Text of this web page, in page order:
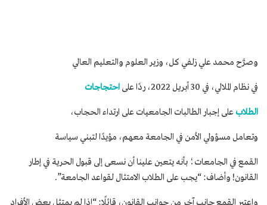
وصرَّح محمد علي زلفي كل، وزير العلوم والتعليم العالي
في نظام الملالي، في 30 أبريل 2022، ردًا على احتجاجات
الطلاب على إجبار الطالبات الجامعيات على ارتداء الحجاب،
وتعامل مسؤولي الأمن في الجامعة معهم، مؤيدًا لتبني سياسة
القمع في الجامعات؛ بأنه يتعين علينا أن نسعى إلى قبول الحرية في إطار
القانون! وأضاف: “يجب على الطلاب الامتثال لقواعد الجامعة”.
واعتبر القمع جانب آخر من جوانب القانون، قائلًا: “إذا لم يمتثل بعض الأفراد